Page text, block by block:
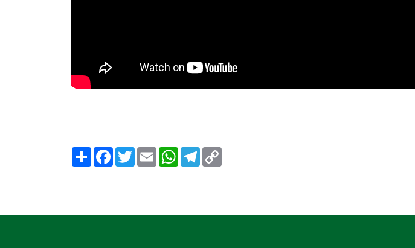
Compartilhar
FacebookTwitterEmail WhatsAppTelegram